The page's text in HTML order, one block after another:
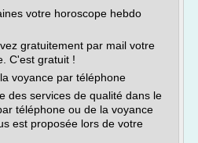
votre horoscope hebdo
gratuitement par mail votre
C'est gratuit !
voyance par téléphone
des services de qualité dans le
téléphone ou de la voyance
est proposée lors de votre